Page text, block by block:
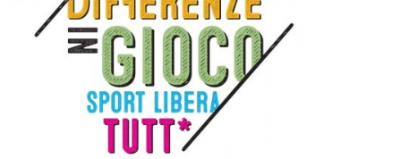
Tiziano Pesce nel Cda di Fondazione Terzjus: prima riunione a